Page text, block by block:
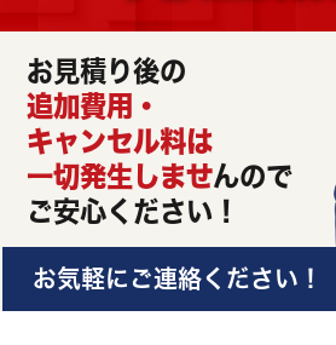
お見積り後の
追加費用・
キャンセル料は
一切発生しませんので
ご安心ください！
お気軽にご連絡ください！